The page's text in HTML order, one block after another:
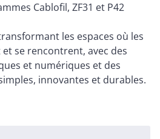
Cablofil, ZF31 et P42
les espaces où les
se rencontrent, avec des
et numériques et des
innovantes et durables.